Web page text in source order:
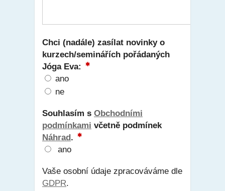
Chci (nadále) zasílat novinky o
kurzech/seminářích pořádaných
Jóga Eva:
ano
ne
Souhlasím s Obchodními
podmínkami včetně podmínek
Náhrad.
ano
Vaše osobní údaje zpracováváme dle
GDPR.